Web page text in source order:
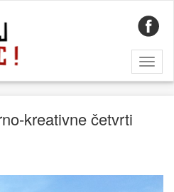
kreativne četvrti